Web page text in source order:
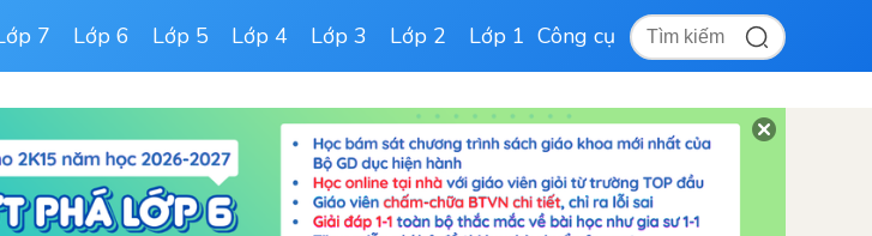
7 Lớp 6 Lớp 5 Lớp 4 Lớp 3 Lớp 2 Lớp 1 Công cụ